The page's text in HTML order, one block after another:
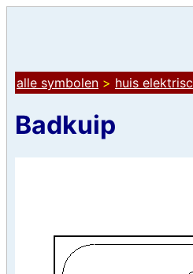
alle symbolen > huis
Badkuip